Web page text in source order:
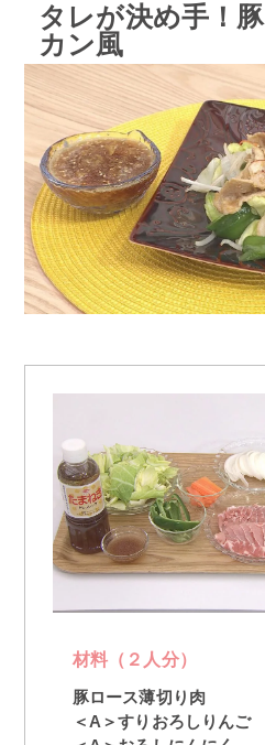
タレが決め手！
カン風
材料（２人分）
豚ロース薄切り肉
＜A＞すりおろしりんご